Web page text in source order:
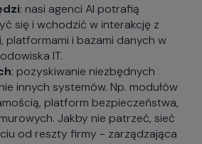
: nasi agenci AI potrafią
się i wchodzić w interakcję z
platformami i bazami danych w
IT.
: pozyskiwanie niezbędnych
innych systemów. Np. modułów
platform bezpieczeństwa,
Jakby nie patrzeć, sieć
od reszty firmy - zarządzająca